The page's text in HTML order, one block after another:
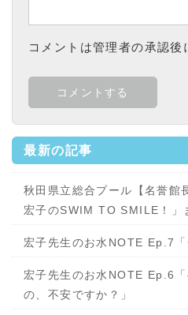
コメントは管理者の承認後
最新の記事
秋田県立総合プール【名誉館
宏子のSWIM TO SMILE！」
宏子先生のお水NOTE Ep.7「
宏子先生のお水NOTE Ep.6
の、不安ですか？」